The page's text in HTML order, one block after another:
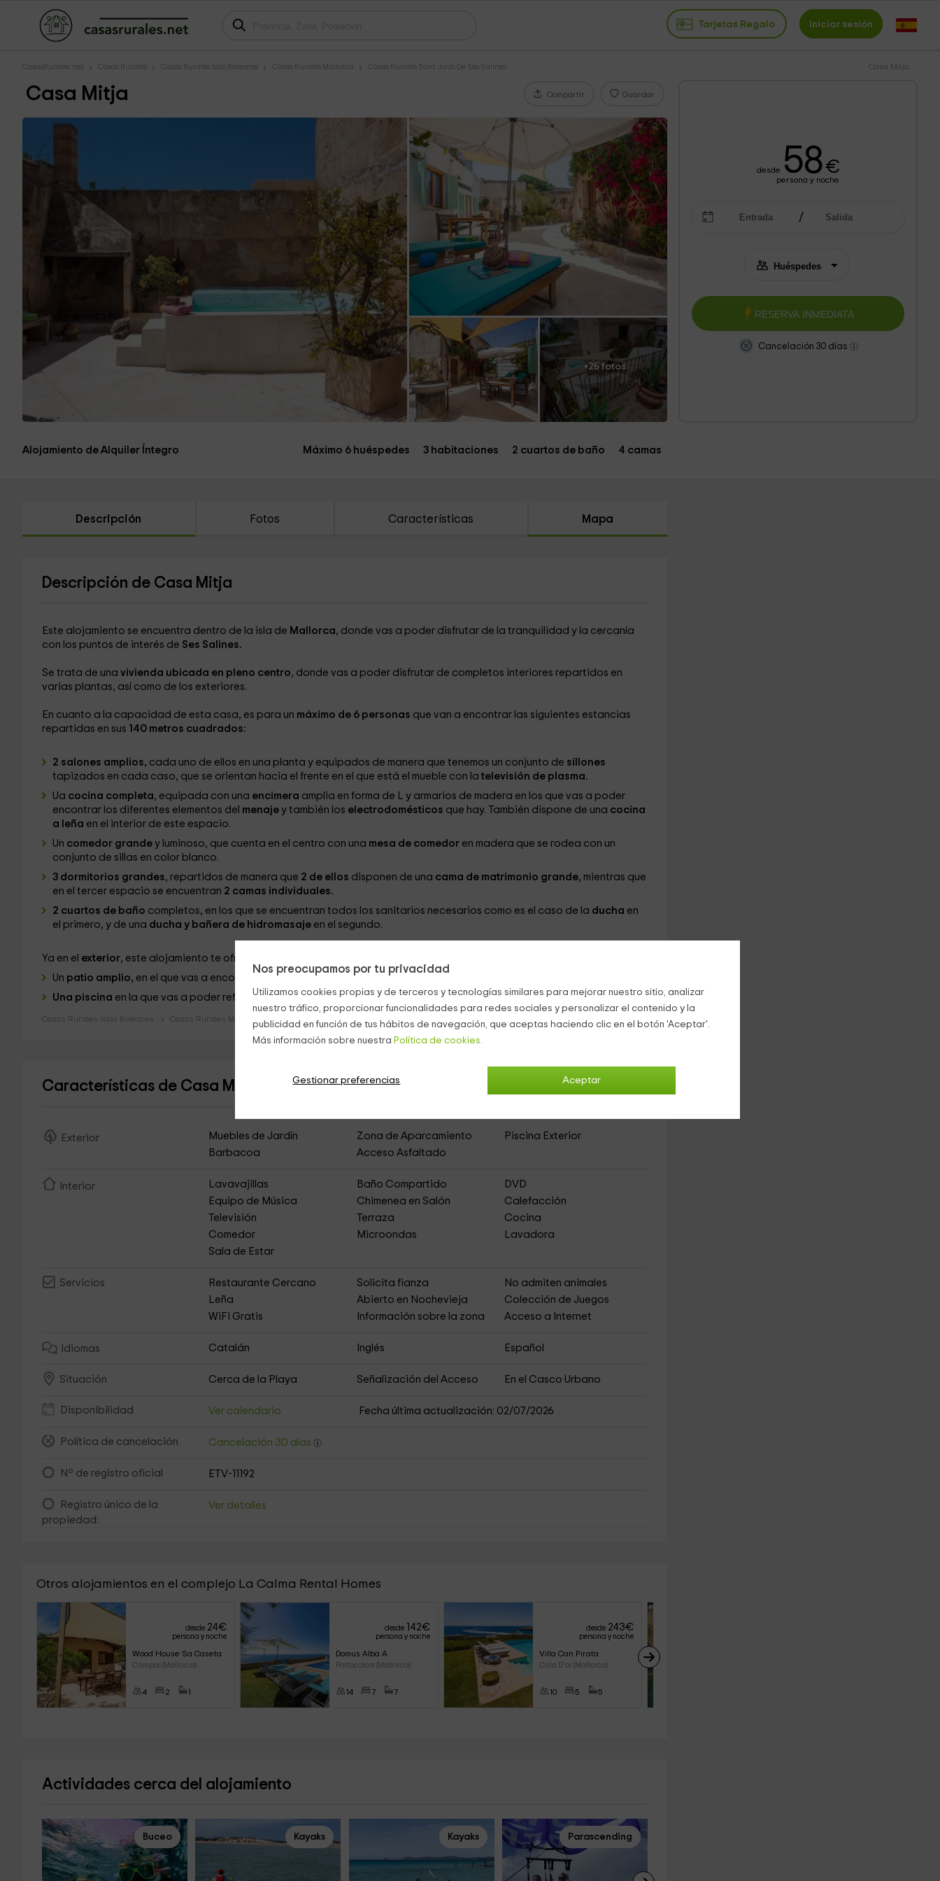
Nos preocupamos por tu privacidad
Utilizamos cookies propias y de terceros y tecnologías similares para mejorar nuestro sitio, analizar
nuestro tráfico, proporcionar funcionalidades para redes sociales y personalizar el contenido y la
publicidad en función de tus hábitos de navegación, que aceptas haciendo clic en el botón 'Aceptar'.
Más información sobre nuestra Política de cookies.
Aceptar
Gestionar preferencias
Tarjetas Regalo Iniciar sesión
CasasRurales.net Casas Rurales Casas Rurales Islas Baleares Casas Rurales Mallorca Casas Rurales Sant Jordi De Ses Salines Casa Mitja
Casa Mitja Compartir Guardar
+25 fotos
desde 58€
persona y noche
RESERVA INMEDIATA
Cancelación 30 días
Alojamiento de Alquiler Íntegro Máximo 6 huéspedes 3 habitaciones 2 cuartos de baño 4 camas
Descripción Fotos Características Mapa
Descripción de Casa Mitja
Este alojamiento se encuentra dentro de la isla de Mallorca, donde vas a poder disfrutar de la tranquilidad y la cercanía
con los puntos de interés de Ses Salines.
Se trata de una vivienda ubicada en pleno centro, donde vas a poder disfrutar de completos interiores repartidos en
varias plantas, así como de los exteriores.
En cuanto a la capacidad de esta casa, es para un máximo de 6 personas que van a encontrar las siguientes estancias
repartidas en sus 140 metros cuadrados:
2 salones amplios, cada uno de ellos en una planta y equipados de manera que tenemos un conjunto de sillones
tapizados en cada caso, que se orientan hacia el frente en el que está el mueble con la televisión de plasma.
Ua cocina completa, equipada con una encimera amplia en forma de L y armarios de madera en los que vas a poder
encontrar los diferentes elementos del menaje y también los electrodomésticos que hay. También dispone de una cocina
a leña en el interior de este espacio.
Un comedor grandey luminoso, que cuenta en el centro con una mesa de comedor en madera que se rodea con un
conjunto de sillas en color blanco.
3 dormitorios grandes, repartidos de manera que 2 de ellos disponen de una cama de matrimonio grande, mientras que
en el tercer espacio se encuentran 2 camas individuales.
2 cuartos de baño completos, en los que se encuentran todos los sanitarios necesarios como es el caso de la ducha en
el primero, y de una ducha y bañera de hidromasaje en el segundo.
Ya en el exterior, este alojamiento te ofrece:
Un patio amplio, en el que vas a encontrar mobiliario funcional así como una
Una piscina en la que vas a poder refrescarte tranquilamente o tomar el sol.
Casas Rurales Islas Baleares Casas Rurales Mallorca
Características de Casa Mitja (Casa Rural de Alquiler Íntegro)
Exterior Muebles de Jardín Zona de Aparcamiento
Piscina Exterior
Barbacoa
Acceso Asfaltado
Interior Lavavajillas Baño Compartido
DVD
Equipo de Música
Chimenea en Salón
Calefacción
Televisión
Terraza
Cocina
Comedor
Microondas
Lavadora
Sala de Estar
Servicios Restaurante Cercano Solicita fianza
No admiten animales
Leña
Abierto en Nochevieja
Colección de Juegos
WiFi Gratis
Información sobre la zona Acceso a Internet
Idiomas Catalán Inglés Español
Situación Cerca de la Playa Señalización del Acceso En el Casco Urbano
Disponibilidad Ver calendario Fecha última actualización: 02/07/2026
Política de cancelación Cancelación 30 días
Nº de registro oficial ETV-11192
Registro único de la
propiedad:
Ver detalles
Otros alojamientos en el complejo La Calma Rental Homes
desde 24€
persona y noche
Wood House Sa Caseta
Campos (Mallorca)
4 2 1
desde 142€
persona y noche
Domus Alba A
Portocolom (Mallorca)
14 7 7
desde 243€
persona y noche
Villa Can Pirata
Cala D'or (Mallorca)
10 5 5
Actividades cerca del alojamiento
Buceo Kayaks Kayaks Parascending